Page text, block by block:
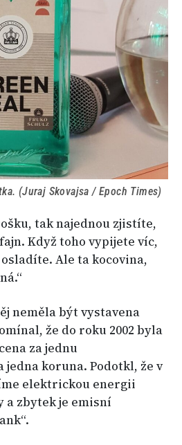
(Juraj Skovajsa / Epoch Times)
tak najednou zjistíte,
Když toho vypijete víc,
Ale ta kocovina,
neměla být vystavena
že do roku 2002 byla
za jednu
koruna. Podotkl, že v
elektrickou energii
a zbytek je emisní